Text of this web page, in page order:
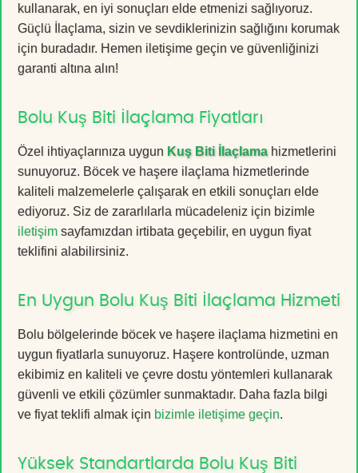
kullanarak, en iyi sonuçları elde etmenizi sağlıyoruz.
Güçlü İlaçlama, sizin ve sevdiklerinizin sağlığını korumak
için buradadır. Hemen iletişime geçin ve güvenliğinizi
garanti altına alın!
Bolu Kuş Biti İlaçlama Fiyatları
Özel ihtiyaçlarınıza uygun Kuş Biti İlaçlamahizmetlerini
sunuyoruz. Böcek ve haşere ilaçlama hizmetlerinde
kaliteli malzemelerle çalışarak en etkili sonuçları elde
ediyoruz. Siz de zararlılarla mücadeleniz için bizimle
iletişim sayfamızdan irtibata geçebilir, en uygun fiyat
teklifini alabilirsiniz.
En Uygun Bolu Kuş Biti İlaçlama Hizmeti
Bolu bölgelerinde böcek ve haşere ilaçlama hizmetini en
uygun fiyatlarla sunuyoruz. Haşere kontrolünde, uzman
ekibimiz en kaliteli ve çevre dostu yöntemleri kullanarak
güvenli ve etkili çözümler sunmaktadır. Daha fazla bilgi
ve fiyat teklifi almak için bizimle iletişime geçin.
Yüksek Standartlarda Bolu Kuş Biti